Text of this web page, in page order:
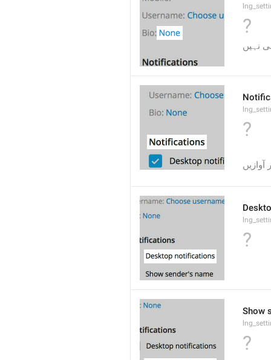
?
نہیں
?
آوازیں
?
Show
?